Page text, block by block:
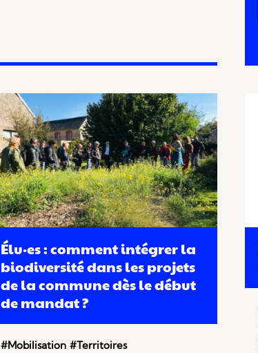
Élu·es : comment intégrer la
biodiversité dans les projets
de la commune dès le début
de mandat ?
#Mobilisation #Territoires